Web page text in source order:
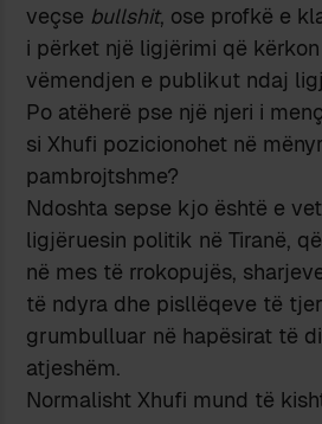
veçse bullshit, ose profkë e
i përket një ligjërimi që
vëmendjen e publikut ndaj
Po atëherë pse një njeri i
si Xhufi pozicionohet në
pambrojtshme?
Ndoshta sepse kjo është e
ligjëruesin politik në Tiranë,
në mes të rrokopujës,
të ndyra dhe pisllëqeve të
grumbulluar në hapësirat të
atjeshëm.
Normalisht Xhufi mund të